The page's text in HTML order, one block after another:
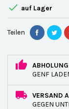
 auf Lager
Teilen
GENF
VERSAND
GEGEN